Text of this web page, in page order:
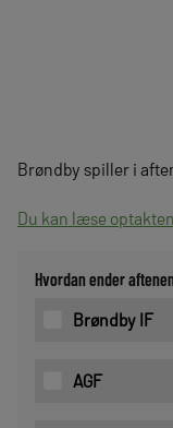
Brøndby spiller i
Du kan læse
Hvordan ender
Brøndby IF
AGF